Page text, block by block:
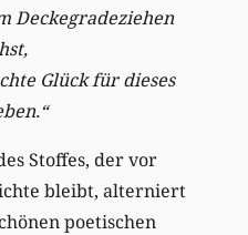
Deckegradeziehen
Glück für dieses
Stoffes, der vor
bleibt, alterniert
poetischen